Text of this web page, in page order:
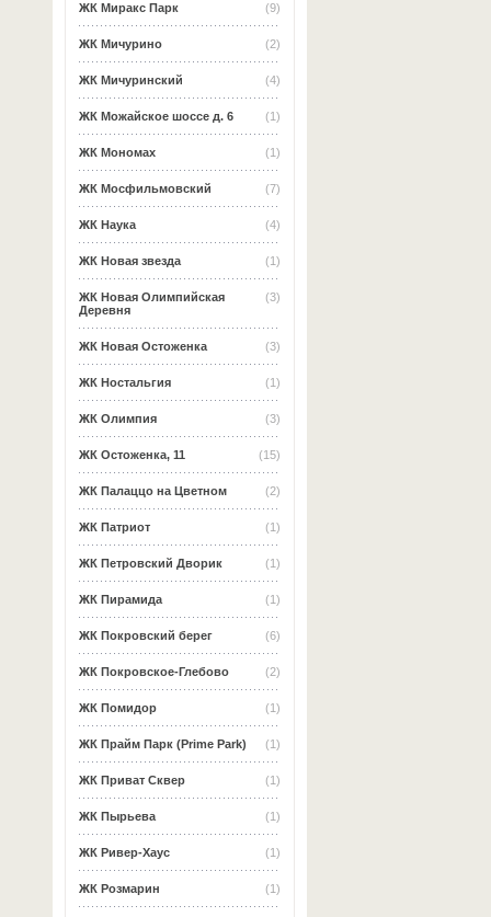
(9)
ЖК Миракс Парк
(2)
ЖК Мичурино
(4)
ЖК Мичуринский
(1)
ЖК Можайское шоссе д. 6
(1)
ЖК Мономах
(7)
ЖК Мосфильмовский
(4)
ЖК Наука
(1)
ЖК Новая звезда
(3)
ЖК Новая Олимпийская
Деревня
(3)
ЖК Новая Остоженка
(1)
ЖК Ностальгия
(3)
ЖК Олимпия
(15)
ЖК Остоженка, 11
(2)
ЖК Палаццо на Цветном
(1)
ЖК Патриот
(1)
ЖК Петровский Дворик
(1)
ЖК Пирамида
(6)
ЖК Покровский берег
(2)
ЖК Покровское-Глебово
(1)
ЖК Помидор
(1)
ЖК Прайм Парк (Prime Park)
(1)
ЖК Приват Сквер
(1)
ЖК Пырьева
(1)
ЖК Ривер-Хаус
(1)
ЖК Розмарин